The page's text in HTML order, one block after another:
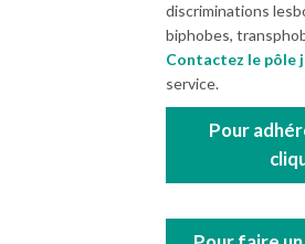
discriminations
biphobes,
Contactez le pôle
service.
Pour